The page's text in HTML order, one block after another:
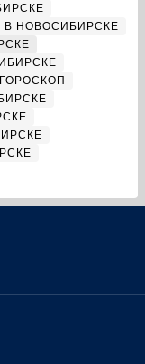
В НОВОСИБИРСКЕ
ГОРОСКОП